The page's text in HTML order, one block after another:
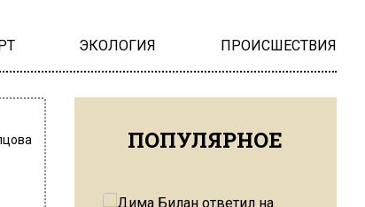
ЭКОЛОГИЯ ПРОИСШЕСТВИЯ
ПОПУЛЯРНОЕ